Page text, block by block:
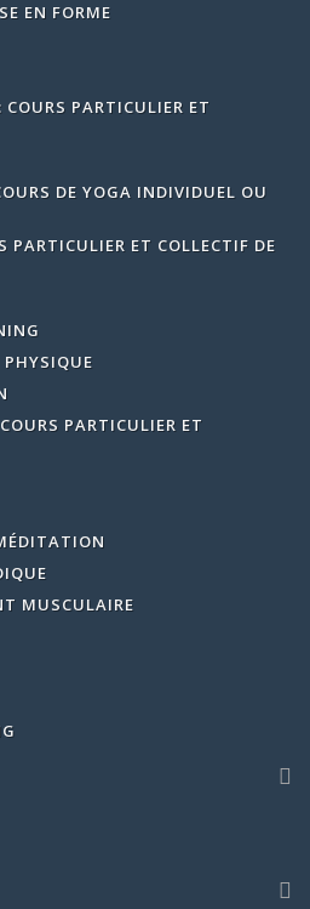
EN FORME
COURS PARTICULIER ET
DE YOGA INDIVIDUEL OU
PARTICULIER ET COLLECTIF DE
PARTICULIER ET
MUSCULAIRE